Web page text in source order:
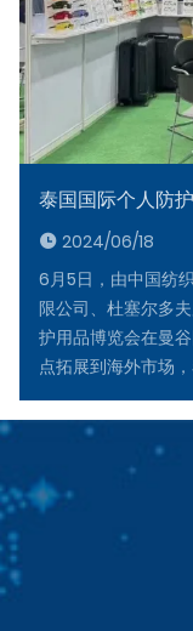
泰国国际个人防
2024/06/18
6月5日，由中国纺
限公司、杜塞尔多
护用品博览会在曼
点拓展到海外市场